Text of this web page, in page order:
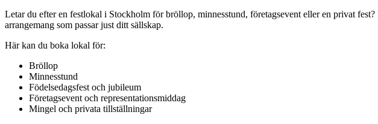
Letar du efter en festlokal i Stockholm för bröllop, minnesstund, företagsevent eller en privat
arrangemang som passar just ditt sällskap.
Här kan du boka lokal för:
Bröllop
Minnesstund
Födelsedagsfest och jubileum
Företagsevent och representationsmiddag
Mingel och privata tillställningar